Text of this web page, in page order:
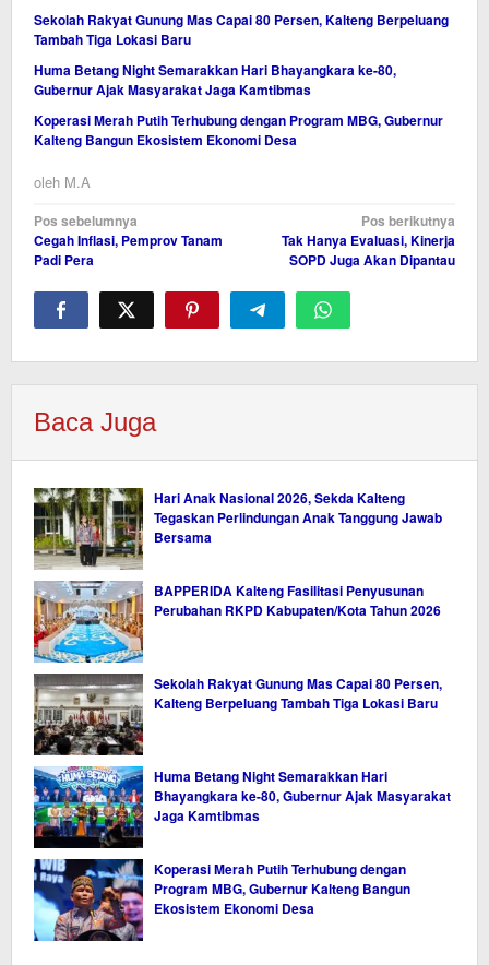
Sekolah Rakyat Gunung Mas Capai 80 Persen, Kalteng Berpeluang
Tambah Tiga Lokasi Baru
Huma Betang Night Semarakkan Hari Bhayangkara ke-80,
Gubernur Ajak Masyarakat Jaga Kamtibmas
Koperasi Merah Putih Terhubung dengan Program MBG, Gubernur
Kalteng Bangun Ekosistem Ekonomi Desa
oleh M.A
Navigasi
pos
Pos sebelumnya
Cegah Inflasi, Pemprov Tanam
Padi Pera
Pos berikutnya
Tak Hanya Evaluasi, Kinerja
SOPD Juga Akan Dipantau
Baca Juga
Hari Anak Nasional 2026, Sekda Kalteng
Tegaskan Perlindungan Anak Tanggung Jawab
Bersama
BAPPERIDA Kalteng Fasilitasi Penyusunan
Perubahan RKPD Kabupaten/Kota Tahun 2026
Sekolah Rakyat Gunung Mas Capai 80 Persen,
Kalteng Berpeluang Tambah Tiga Lokasi Baru
Huma Betang Night Semarakkan Hari
Bhayangkara ke-80, Gubernur Ajak Masyarakat
Jaga Kamtibmas
Koperasi Merah Putih Terhubung dengan
Program MBG, Gubernur Kalteng Bangun
Ekosistem Ekonomi Desa